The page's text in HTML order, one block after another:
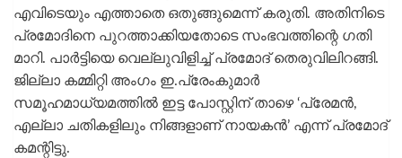
എവിടെയും എത്താതെ ഒതുങ്ങുമെന്ന് കരുതി. അതിനിടെ
പ്രമോദിനെ പുറത്താക്കിയതോടെ സംഭവത്തിന്റെ ഗതി
മാറി. പാർട്ടിയെ വെല്ലുവിളിച്ച് പ്രമോദ് തെരുവിലിറങ്ങി.
ജില്ലാ കമ്മിറ്റി അംഗം ഇ.പ്രേംകുമാർ
സമൂഹമാധ്യമത്തിൽ ഇട്ട പോസ്റ്റിന് താഴെ ‘പ്രേമൻ,
എല്ലാ ചതികളിലും നിങ്ങളാണ് നായകൻ’ എന്ന് പ്രമോദ്
കമന്റിട്ടു.